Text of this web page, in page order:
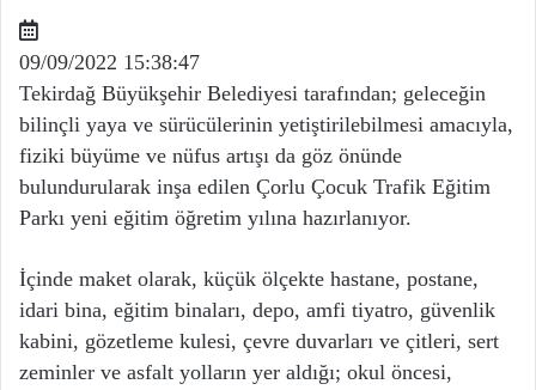
09/09/2022 15:38:47
Tekirdağ Büyükşehir Belediyesi tarafından; geleceğin
bilinçli yaya ve sürücülerinin yetiştirilebilmesi amacıyla,
fiziki büyüme ve nüfus artışı da göz önünde
bulundurularak inşa edilen Çorlu Çocuk Trafik Eğitim
Parkı yeni eğitim öğretim yılına hazırlanıyor.
İçinde maket olarak, küçük ölçekte hastane, postane,
idari bina, eğitim binaları, depo, amfi tiyatro, güvenlik
kabini, gözetleme kulesi, çevre duvarları ve çitleri, sert
zeminler ve asfalt yolların yer aldığı; okul öncesi,